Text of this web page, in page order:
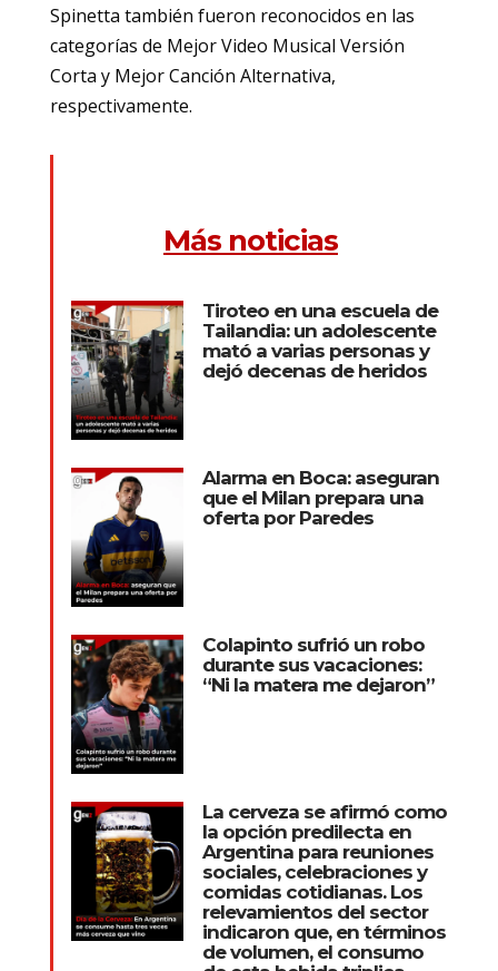
Spinetta también fueron reconocidos en las
categorías de Mejor Video Musical Versión
Corta y Mejor Canción Alternativa,
respectivamente.
Más noticias
Tiroteo en una escuela de
Tailandia: un adolescente
mató a varias personas y
dejó decenas de heridos
Alarma en Boca: aseguran
que el Milan prepara una
oferta por Paredes
Colapinto sufrió un robo
durante sus vacaciones:
“Ni la matera me dejaron”
La cerveza se afirmó como
la opción predilecta en
Argentina para reuniones
sociales, celebraciones y
comidas cotidianas. Los
relevamientos del sector
indicaron que, en términos
de volumen, el consumo